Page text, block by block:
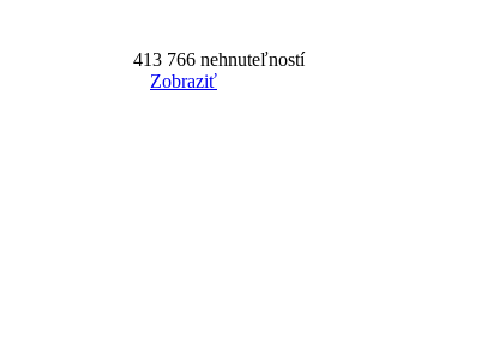
413 766nehnuteľností
Zobraziť